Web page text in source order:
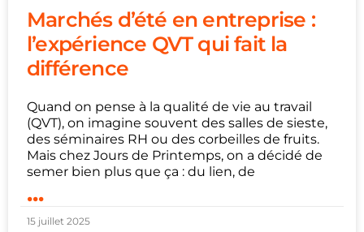
Marchés d’été en entreprise :
l’expérience QVT qui fait la
différence
Quand on pense à la qualité de vie au travail
(QVT), on imagine souvent des salles de sieste,
des séminaires RH ou des corbeilles de fruits.
Mais chez Jours de Printemps, on a décidé de
semer bien plus que ça : du lien, de
...
15 juillet 2025